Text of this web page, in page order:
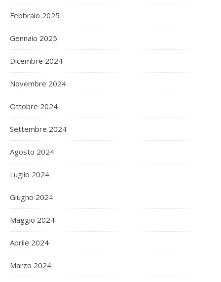
Febbraio 2025
Gennaio 2025
Dicembre 2024
Novembre 2024
Ottobre 2024
Settembre 2024
Agosto 2024
Luglio 2024
Giugno 2024
Maggio 2024
Aprile 2024
Marzo 2024